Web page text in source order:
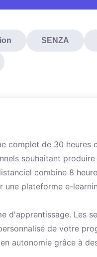
SENZA
complet de 30 heures
souhaitant
combine 8
une plateforme e-
d'apprentissage. Les
de votre
autonomie grâce à